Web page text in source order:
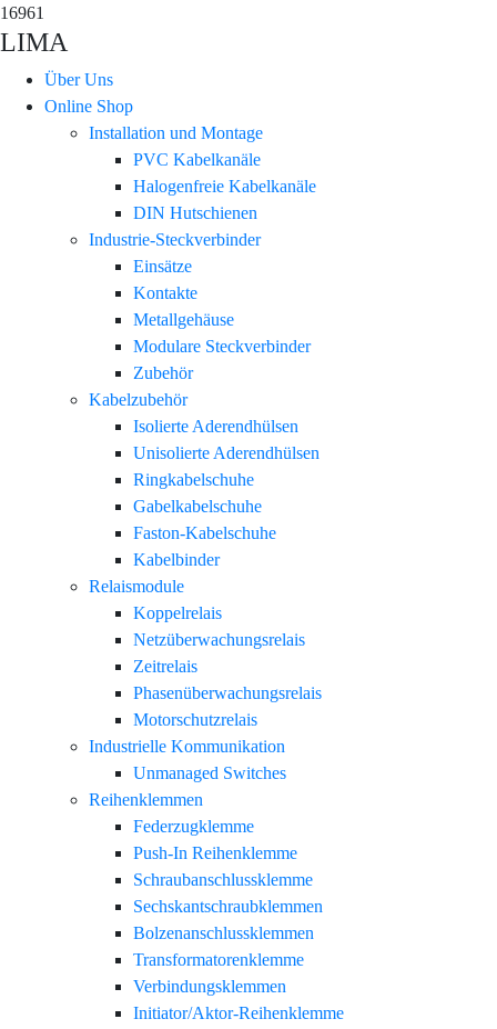
16961
LIMA
Über Uns
Online Shop
Installation und Montage
PVC Kabelkanäle
Halogenfreie Kabelkanäle
DIN Hutschienen
Industrie-Steckverbinder
Einsätze
Kontakte
Metallgehäuse
Modulare Steckverbinder
Zubehör
Kabelzubehör
Isolierte Aderendhülsen
Unisolierte Aderendhülsen
Ringkabelschuhe
Gabelkabelschuhe
Faston-Kabelschuhe
Kabelbinder
Relaismodule
Koppelrelais
Netzüberwachungsrelais
Zeitrelais
Phasenüberwachungsrelais
Motorschutzrelais
Industrielle Kommunikation
Unmanaged Switches
Reihenklemmen
Federzugklemme
Push-In Reihenklemme
Schraubanschlussklemme
Sechskantschraubklemmen
Bolzenanschlussklemmen
Transformatorenklemme
Verbindungsklemmen
Initiator/Aktor-Reihenklemme